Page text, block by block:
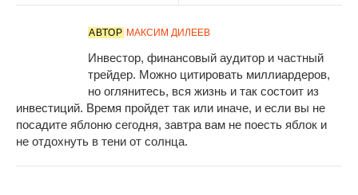
АВТОР МАКСИМ ДИЛЕЕВ
Инвестор, финансовый аудитор и частный
трейдер. Можно цитировать миллиардеров,
но оглянитесь, вся жизнь и так состоит из
инвестиций. Время пройдет так или иначе, и если вы не
посадите яблоню сегодня, завтра вам не поесть яблок и
не отдохнуть в тени от солнца.